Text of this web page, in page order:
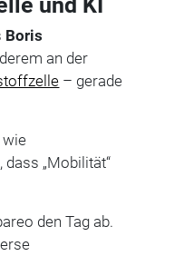
Boris
an der
– gerade
wie
„Mobilität“
den Tag ab.